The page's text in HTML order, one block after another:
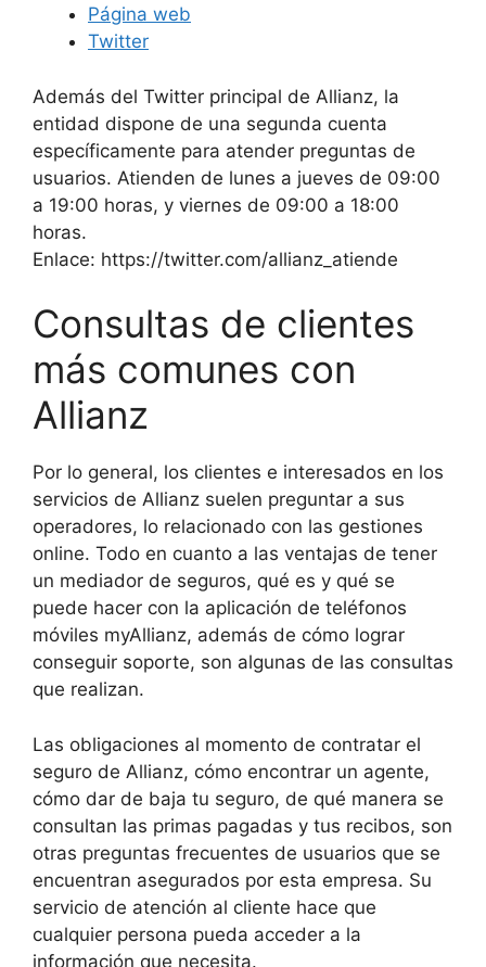
Página web
Twitter
Además del Twitter principal de Allianz, la
entidad dispone de una segunda cuenta
específicamente para atender preguntas de
usuarios. Atienden de lunes a jueves de 09:00
a 19:00 horas, y viernes de 09:00 a 18:00
horas.
Enlace: https://twitter.com/allianz_atiende
Consultas de clientes
más comunes con
Allianz
Por lo general, los clientes e interesados en los
servicios de Allianz suelen preguntar a sus
operadores, lo relacionado con las gestiones
online. Todo en cuanto a las ventajas de tener
un mediador de seguros, qué es y qué se
puede hacer con la aplicación de teléfonos
móviles myAllianz, además de cómo lograr
conseguir soporte, son algunas de las consultas
que realizan.
Las obligaciones al momento de contratar el
seguro de Allianz, cómo encontrar un agente,
cómo dar de baja tu seguro, de qué manera se
consultan las primas pagadas y tus recibos, son
otras preguntas frecuentes de usuarios que se
encuentran asegurados por esta empresa. Su
servicio de atención al cliente hace que
cualquier persona pueda acceder a la
información que necesita.